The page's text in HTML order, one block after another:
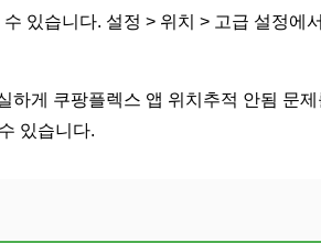
있습니다. 설정 > 위치 > 고급 설정에
게 쿠팡플렉스 앱 위치추적 안됨 문
있습니다.